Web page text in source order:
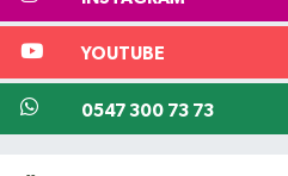
YOUTUBE
0547 300 73 73